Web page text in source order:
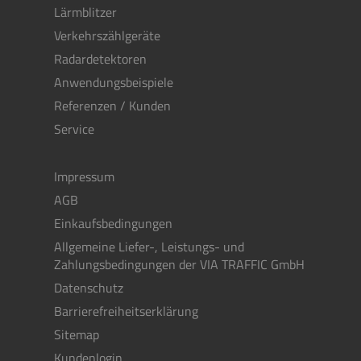
Lärmblitzer
Verkehrszählgeräte
Radardetektoren
Anwendungsbeispiele
Referenzen / Kunden
Service
Impressum
AGB
Einkaufsbedingungen
Allgemeine Liefer-, Leistungs- und
Zahlungsbedingungen der VIA TRAFFIC GmbH
Datenschutz
Barrierefreiheitserklärung
Sitemap